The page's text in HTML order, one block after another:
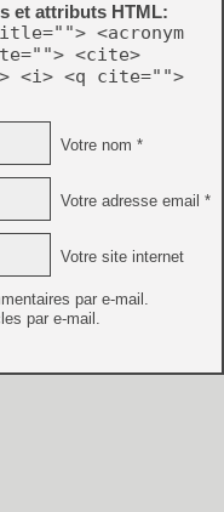
et attributs HTML:
<acronym
<cite>
<i> <q cite="">
Votre nom *
Votre adresse email *
Votre site internet
par e-mail.
par e-mail.